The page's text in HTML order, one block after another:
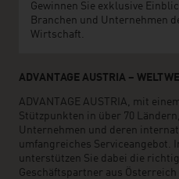
Gewinnen Sie exklusive
Branchen und Unternehmen
Wirtschaft.
ADVANTAGE AUSTRIA –
ADVANTAGE AUSTRIA, mit
Stützpunkten in über 70
Unternehmen und deren
umfangreiches Serviceangebot.
unterstützen Sie dabei die
Geschäftspartner aus